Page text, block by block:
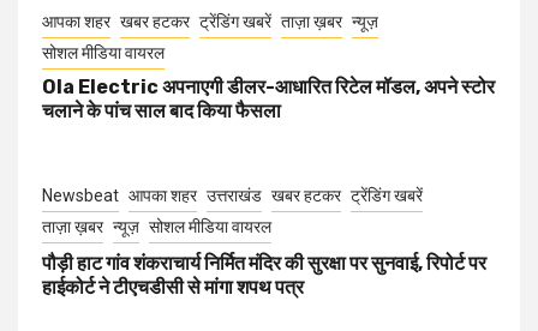
आपका शहर खबर हटकर ट्रेंडिंग खबरें ताज़ा ख़बर न्यूज़
सोशल मीडिया वायरल
Ola Electric अपनाएगी डीलर-आधारित रिटेल मॉडल, अपने स्टोर
चलाने के पांच साल बाद किया फैसला
Newsbeat आपका शहर उत्तराखंड खबर हटकर ट्रेंडिंग खबरें
ताज़ा ख़बर न्यूज़ सोशल मीडिया वायरल
पौड़ी हाट गांव शंकराचार्य निर्मित मंदिर की सुरक्षा पर सुनवाई, रिपोर्ट पर
हाईकोर्ट ने टीएचडीसी से मांगा शपथ पत्र